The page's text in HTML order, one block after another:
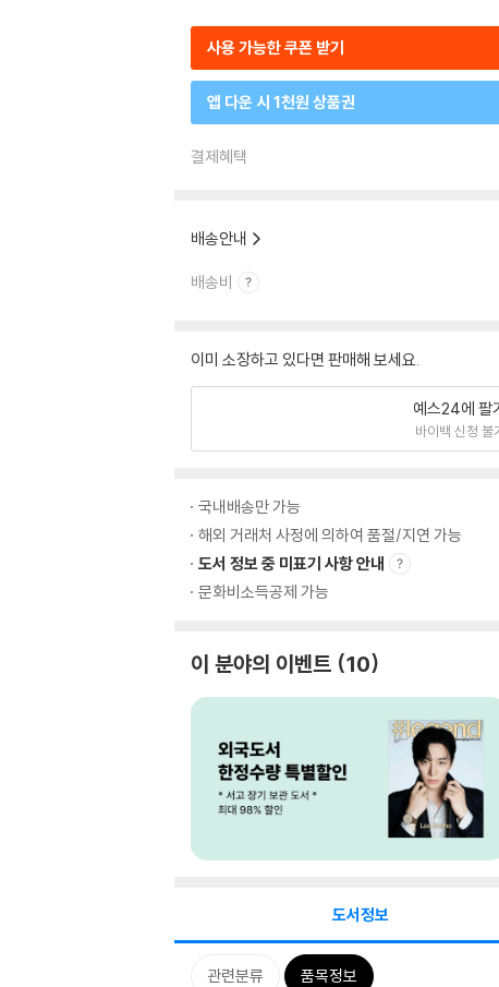
사용 가능한 쿠폰 받기
앱 다운 시 1천원 상품권
결제혜택
배송안내
배송비
이미 소장하고 있다면 판매해 보세요.
예스24에 팔
바이백 신청 불
국내배송만 가능
해외 거래처 사정에 의하여 품절/지연 가능
도서 정보 중 미표기 사항 안내
문화비소득공제 가능
이 분야의 이벤트 10
도서정보
관련분류 품목정보